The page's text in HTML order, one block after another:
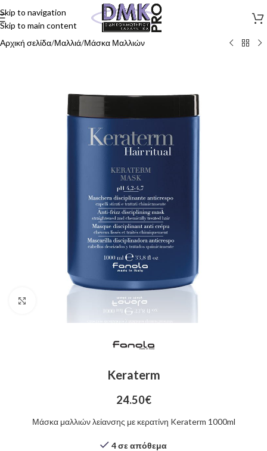
Skip to navigation
Skip to main content
Αρχική σελίδα/Μαλλιά/Μάσκα Μαλλιών
Keraterm
24.50€
Μάσκα μαλλιών λείανσης με κερατίνη Keraterm 1000ml
4 σε απόθεμα